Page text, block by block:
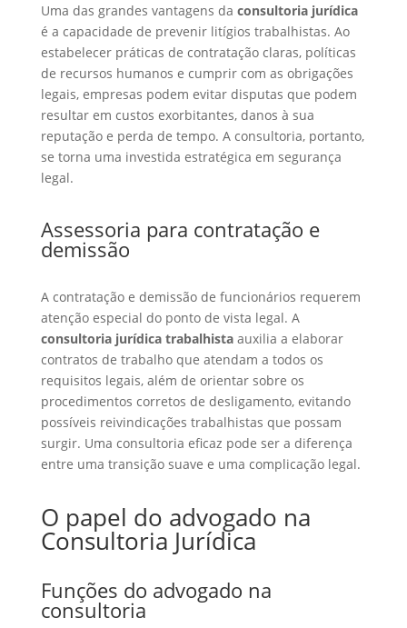
Uma das grandes vantagens da consultoria jurídica
é a capacidade de prevenir litígios trabalhistas. Ao
estabelecer práticas de contratação claras, políticas
de recursos humanos e cumprir com as obrigações
legais, empresas podem evitar disputas que podem
resultar em custos exorbitantes, danos à sua
reputação e perda de tempo. A consultoria, portanto,
se torna uma investida estratégica em segurança
legal.
Assessoria para contratação e
demissão
A contratação e demissão de funcionários requerem
atenção especial do ponto de vista legal. A
consultoria jurídica trabalhistaauxilia a elaborar
contratos de trabalho que atendam a todos os
requisitos legais, além de orientar sobre os
procedimentos corretos de desligamento, evitando
possíveis reivindicações trabalhistas que possam
surgir. Uma consultoria eficaz pode ser a diferença
entre uma transição suave e uma complicação legal.
O papel do advogado na
Consultoria Jurídica
Funções do advogado na
consultoria